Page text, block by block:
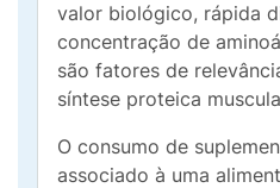
valor biológico, rápida
concentração de
são fatores de
síntese proteica
O consumo de
associado à uma